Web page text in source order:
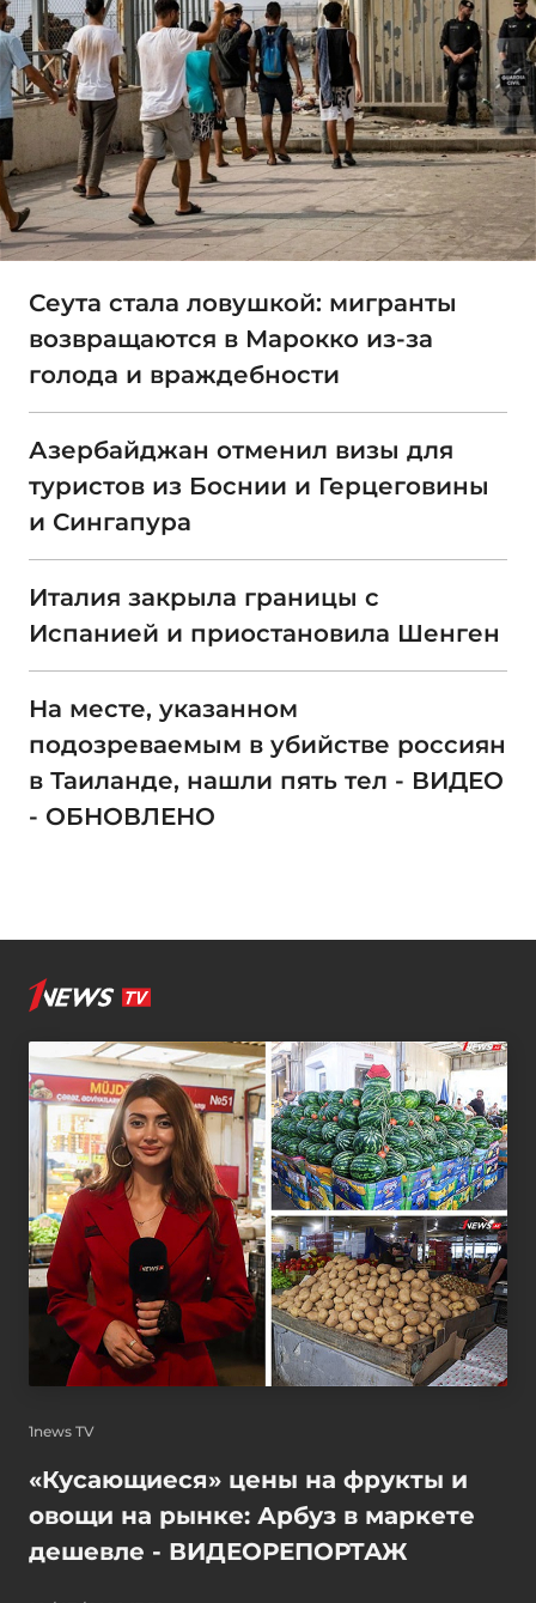
Сеута стала ловушкой: мигранты
возвращаются в Марокко из-за
голода и враждебности
Азербайджан отменил визы для
туристов из Боснии и Герцеговины
и Сингапура
Италия закрыла границы с
Испанией и приостановила Шенген
На месте, указанном
подозреваемым в убийстве россиян
в Таиланде, нашли пять тел - ВИДЕО
- ОБНОВЛЕНО
1news TV
«Кусающиеся» цены на фрукты и
овощи на рынке: Арбуз в маркете
дешевле - ВИДЕОРЕПОРТАЖ